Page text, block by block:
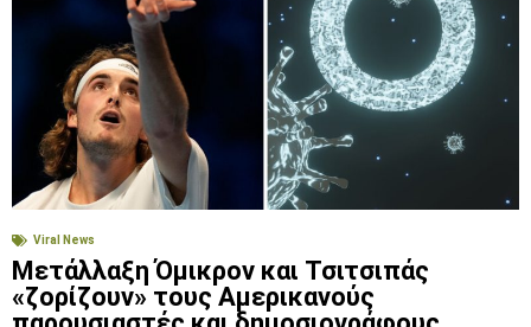
Viral News
Μετάλλαξη Όμικρον και Τσιτσιπάς
«ζορίζουν» τους Αμερικανούς